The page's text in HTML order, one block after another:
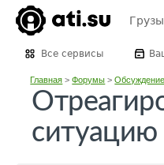
Грузы
Все сервисы
Главная >Форумы >